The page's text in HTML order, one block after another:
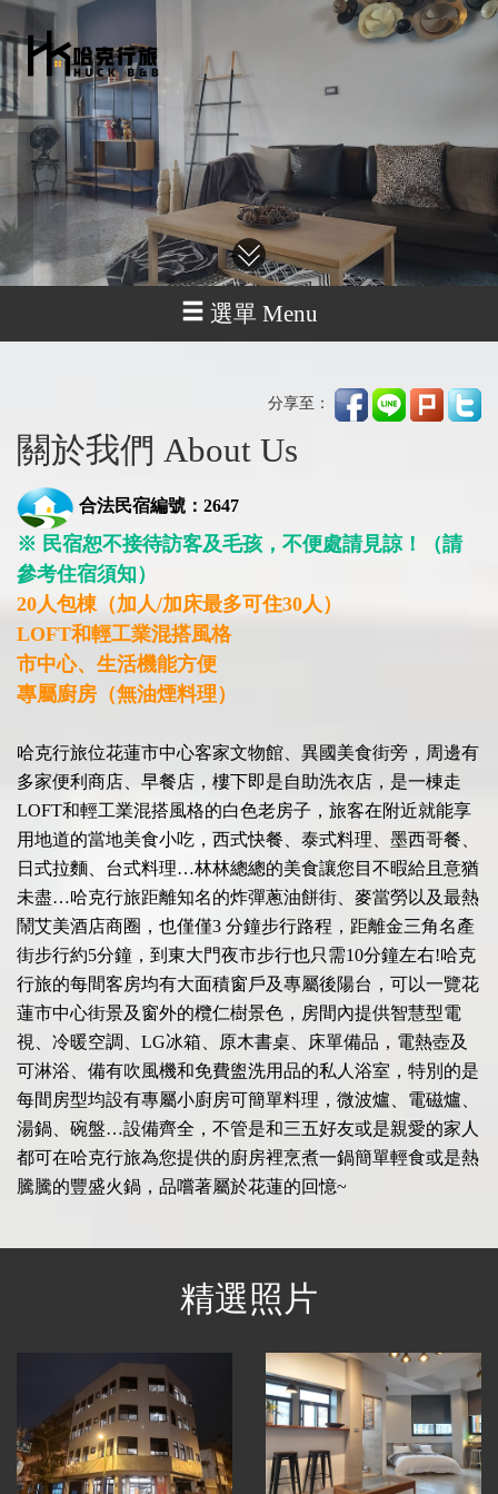
選單 Menu
分享至：
關於我們 About Us
合法民宿編號：2647
※ 民宿恕不接待訪客及毛孩，不便處請見諒！（請
參考住宿須知）
20人包棟（加人/加床最多可住30人）
LOFT和輕工業混搭風格
市中心、生活機能方便
專屬廚房 （無油煙料理）
哈克行旅位花蓮市中心客家文物館、異國美食街旁，周邊有
多家便利商店、早餐店，樓下即是自助洗衣店，是一棟走
LOFT和輕工業混搭風格的白色老房子，旅客在附近就能享
用地道的當地美食小吃，西式快餐、泰式料理、墨西哥餐、
日式拉麵、台式料理…林林總總的美食讓您目不暇給且意猶
未盡…哈克行旅距離知名的炸彈蔥油餅街、麥當勞以及最熱
鬧艾美酒店商圈，也僅僅3 分鐘步行路程，距離金三角名產
街步行約5分鐘，到東大門夜市步行也只需10分鐘左右!哈克
行旅的每間客房均有大面積窗戶及專屬後陽台，可以一覽花
蓮市中心街景及窗外的欖仁樹景色，房間內提供智慧型電
視、冷暖空調、LG冰箱、原木書桌、床單備品，電熱壺及
可淋浴、備有吹風機和免費盥洗用品的私人浴室，特別的是
每間房型均設有專屬小廚房可簡單料理，微波爐、電磁爐、
湯鍋、碗盤…設備齊全，不管是和三五好友或是親愛的家人
都可在哈克行旅為您提供的廚房裡烹煮一鍋簡單輕食或是熱
騰騰的豐盛火鍋，品嚐著屬於花蓮的回憶~
精選照片